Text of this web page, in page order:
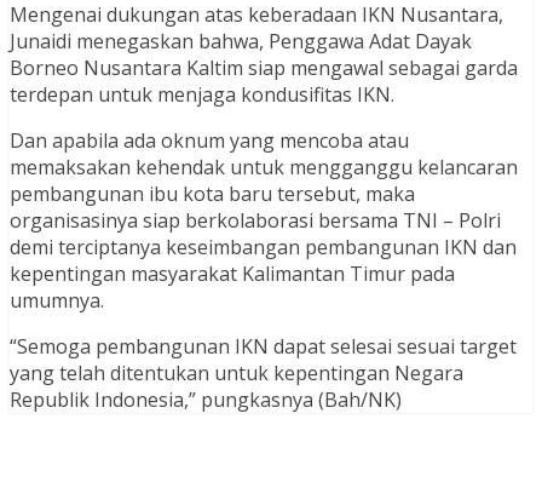
Mengenai dukungan atas keberadaan IKN Nusantara,
Junaidi menegaskan bahwa, Penggawa Adat Dayak
Borneo Nusantara Kaltim siap mengawal sebagai garda
terdepan untuk menjaga kondusifitas IKN.
Dan apabila ada oknum yang mencoba atau
memaksakan kehendak untuk mengganggu kelancaran
pembangunan ibu kota baru tersebut, maka
organisasinya siap berkolaborasi bersama TNI – Polri
demi terciptanya keseimbangan pembangunan IKN dan
kepentingan masyarakat Kalimantan Timur pada
umumnya.
“Semoga pembangunan IKN dapat selesai sesuai target
yang telah ditentukan untuk kepentingan Negara
Republik Indonesia,” pungkasnya (Bah/NK)